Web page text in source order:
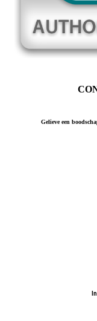
Gelieve een